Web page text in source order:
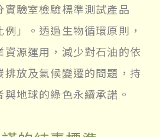
實驗室檢驗標準測試產品
例」。透過生物循環原則，
資源運用，減少對石油的依
排放及氣候變遷的問題，持
地球的綠色永續承諾。